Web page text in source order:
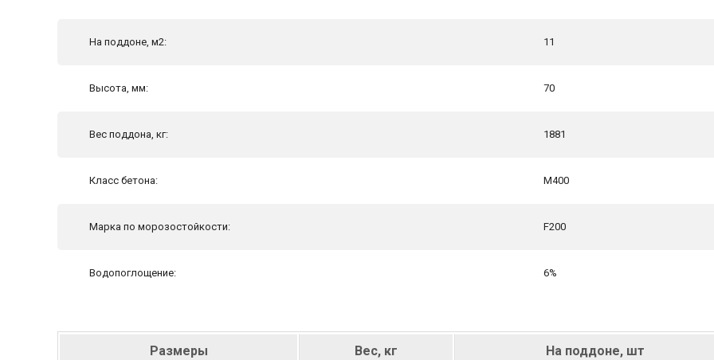
На поддоне, м2: 11
Высота, мм: 70
Вес поддона, кг: 1881
Класс бетона: М400
Марка по морозостойкости: F200
Водопоглощение: 6%
Размеры Вес, кг На поддоне, шт